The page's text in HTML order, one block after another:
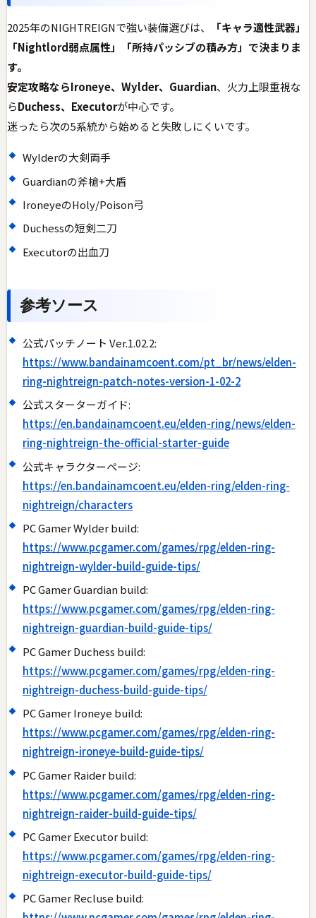
2025年のNIGHTREIGNで強い装備選びは、
「キャラ適性武器」
「Nightlord弱点属性」「所持パッシブの積み方」 で決まりま
す。
安定攻略ならIroneye、Wylder、Guardian、火力上限重視な
らDuchess、Executorが中心です。
迷ったら次の5系統から始めると失敗しにくいです。
Wylderの大剣両手
Guardianの斧槍+大盾
IroneyeのHoly/Poison弓
Duchessの短剣二刀
Executorの出血刀
参考ソース
公式パッチノート Ver.1.02.2:
https://www.bandainamcoent.com/pt_br/news/elden-
ring-nightreign-patch-notes-version-1-02-2
公式スターターガイド:
https://en.bandainamcoent.eu/elden-ring/news/elden-
ring-nightreign-the-official-starter-guide
公式キャラクターページ:
https://en.bandainamcoent.eu/elden-ring/elden-ring-
nightreign/characters
PC Gamer Wylder build:
https://www.pcgamer.com/games/rpg/elden-ring-
nightreign-wylder-build-guide-tips/
PC Gamer Guardian build:
https://www.pcgamer.com/games/rpg/elden-ring-
nightreign-guardian-build-guide-tips/
PC Gamer Duchess build:
https://www.pcgamer.com/games/rpg/elden-ring-
nightreign-duchess-build-guide-tips/
PC Gamer Ironeye build:
https://www.pcgamer.com/games/rpg/elden-ring-
nightreign-ironeye-build-guide-tips/
PC Gamer Raider build:
https://www.pcgamer.com/games/rpg/elden-ring-
nightreign-raider-build-guide-tips/
PC Gamer Executor build:
https://www.pcgamer.com/games/rpg/elden-ring-
nightreign-executor-build-guide-tips/
PC Gamer Recluse build: